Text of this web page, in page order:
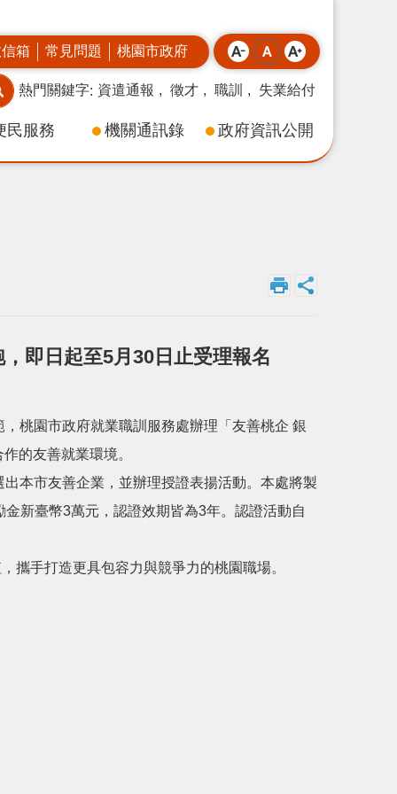
箱 常見問題 桃園市政府
熱門關鍵字 資遣通報 徵才 職訓 失業給付
民服務 機關通訊錄 政府資訊公開
即日起至5月30日止受理報名
桃園市政府就業職訓服務處辦理「友善桃企 銀
的友善就業環境。
本市友善企業，並辦理授證表揚活動。本處將製
新臺幣3萬元，認證效期皆為3年。認證活動自
手打造更具包容力與競爭力的桃園職場。